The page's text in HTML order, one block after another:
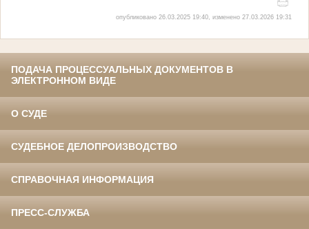
опубликовано 26.03.2025 19:40, изменено 27.03.2026 19:31
ПОДАЧА ПРОЦЕССУАЛЬНЫХ ДОКУМЕНТОВ В
ЭЛЕКТРОННОМ ВИДЕ
О СУДЕ
СУДЕБНОЕ ДЕЛОПРОИЗВОДСТВО
СПРАВОЧНАЯ ИНФОРМАЦИЯ
ПРЕСС-СЛУЖБА